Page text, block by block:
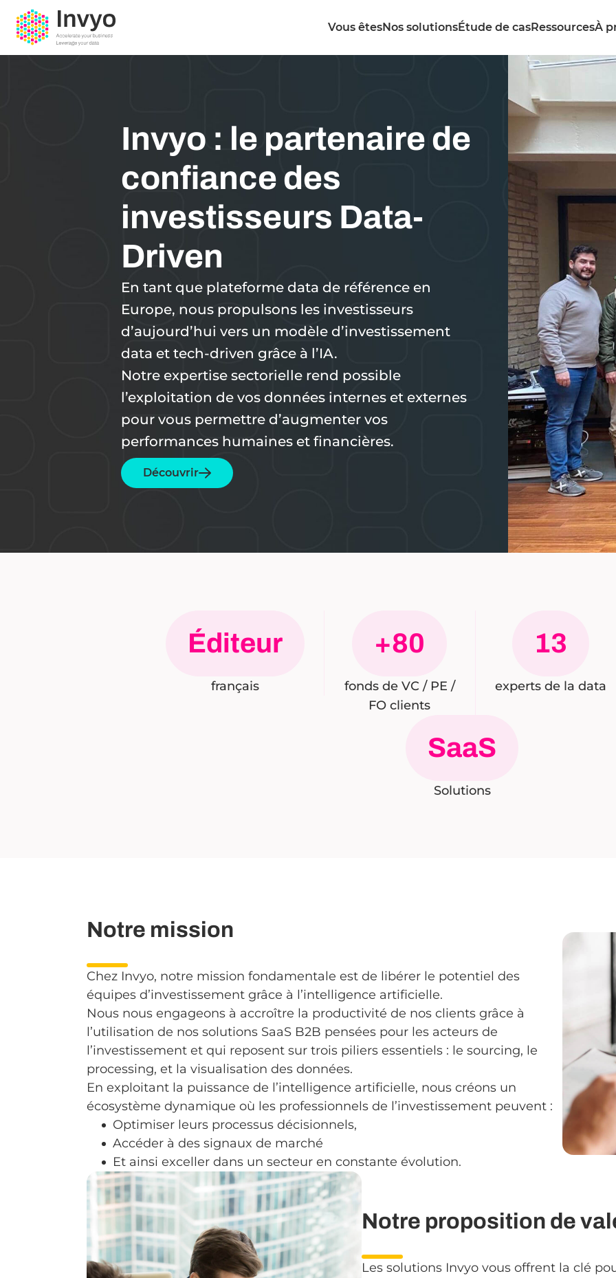
Vous êtesNos solutionsÉtude de casRessourcesÀ
Invyo : le partenaire de
confiance des
investisseurs Data-
Driven
En tant que plateforme data de référence en
Europe, nous propulsons les investisseurs
d’aujourd’hui vers un modèle d’investissement
data et tech-driven grâce à l’IA.
Notre expertise sectorielle rend possible
l’exploitation de vos données internes et externes
pour vous permettre d’augmenter vos
performances humaines et financières.
Découvrir
Éditeur
français
+80
fonds de VC / PE /
FO clients
13
experts de la data
SaaS
Solutions
Notre mission
Chez Invyo, notre mission fondamentale est de libérer le potentiel des
équipes d’investissement grâce à l’intelligence artificielle.
Nous nous engageons à accroître la productivité de nos clients grâce à
l’utilisation de nos solutions SaaS B2B pensées pour les acteurs de
l’investissement et qui reposent sur trois piliers essentiels : le sourcing, le
processing, et la visualisation des données.
En exploitant la puissance de l’intelligence artificielle, nous créons un
écosystème dynamique où les professionnels de l’investissement peuvent :
Optimiser leurs processus décisionnels,
Accéder à des signaux de marché
Et ainsi exceller dans un secteur en constante évolution.
Notre proposition de
Les solutions Invyo vous offrent la clé